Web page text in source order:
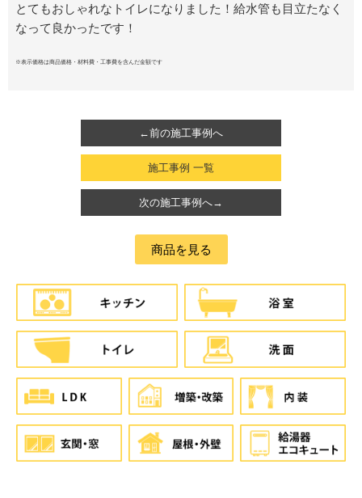
とてもおしゃれなトイレになりました！給水管も目立たなく
なって良かったです！
※表示価格は商品価格・材料費・工事費を含んだ金額です
←前の施工事例へ
施工事例 一覧
次の施工事例へ→
商品を見る